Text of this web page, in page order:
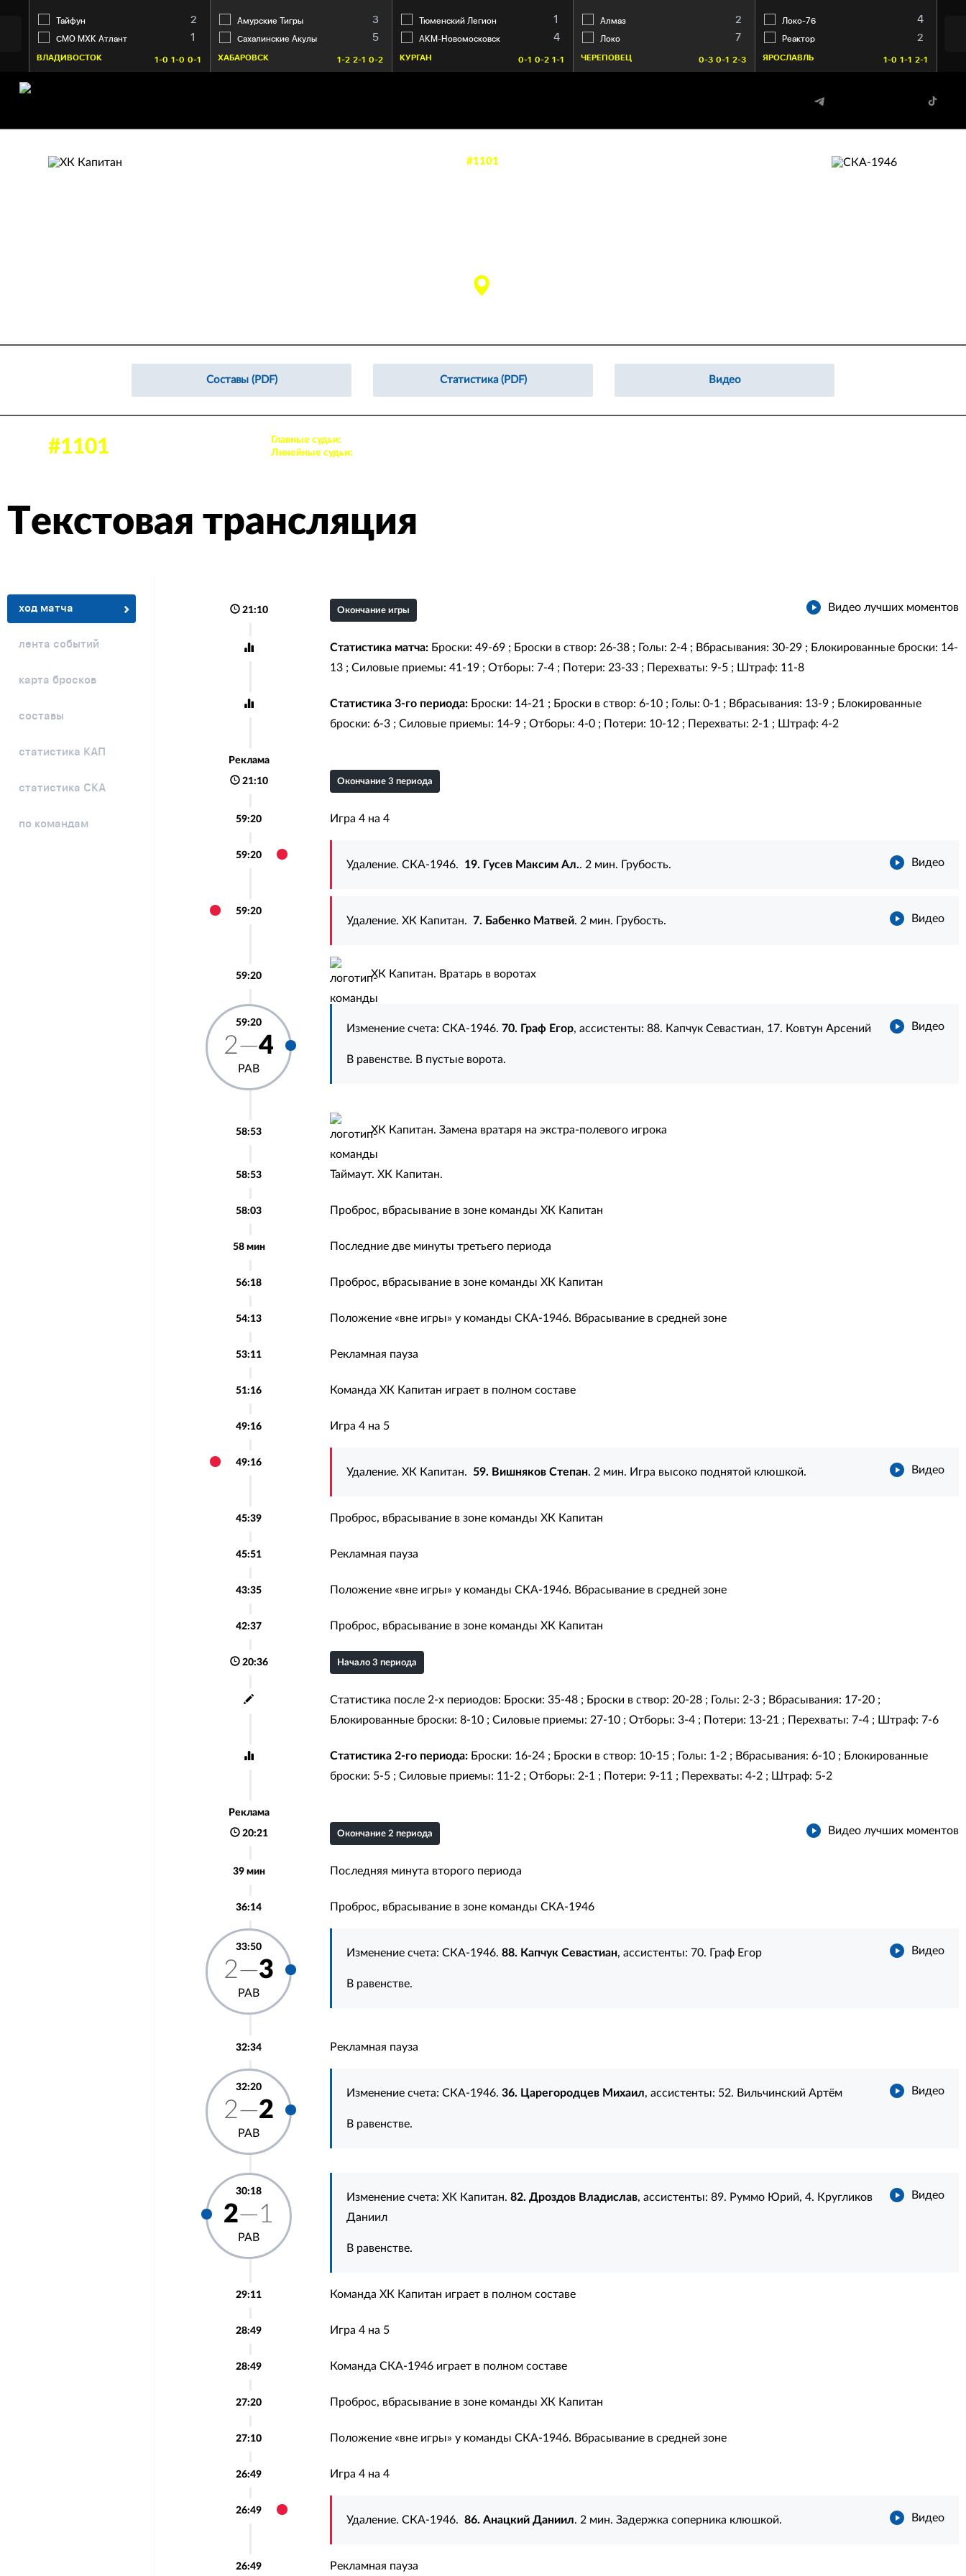
Тайфун 2
СМО МХК Атлант 1
ВЛАДИВОСТОК 1-0 1-0 0-1
Амурские Тигры 3
Сахалинские Акулы 5
ХАБАРОВСК 1-2 2-1 0-2
Тюменский Легион 1
АКМ-Новомосковск 4
КУРГАН 0-1 0-2 1-1
Алмаз 2
Локо 7
ЧЕРЕПОВЕЦ 0-3 0-1 2-3
Локо-76 4
Реактор 2
ЯРОСЛАВЛЬ 1-0 1-1 2-1
#1101
Составы (PDF) Статистика (PDF) Видео
#1101 Главные судьи:
Линейные судьи:
Текстовая трансляция
ход матча
лента событий
карта бросков
составы
статистика КАП
статистика СКА
по командам
21:10 Видео лучших моментов
Окончание игры
Статистика матча:Броски: 49-69 ; Броски в створ: 26-38 ; Голы: 2-4 ; Вбрасывания: 30-29 ; Блокированные броски: 14-
13 ; Силовые приемы: 41-19 ; Отборы: 7-4 ; Потери: 23-33 ; Перехваты: 9-5 ; Штраф: 11-8
Статистика 3-го периода:Броски: 14-21 ; Броски в створ: 6-10 ; Голы: 0-1 ; Вбрасывания: 13-9 ; Блокированные
броски: 6-3 ; Силовые приемы: 14-9 ; Отборы: 4-0 ; Потери: 10-12 ; Перехваты: 2-1 ; Штраф: 4-2
Реклама
21:10 Окончание 3 периода
59:20 Игра 4 на 4
59:20
Видео
Удаление. СКА-1946. 19. Гусев Максим Ал.. 2 мин. Грубость.
59:20
Видео
Удаление. ХК Капитан. 7. Бабенко Матвей. 2 мин. Грубость.
59:20 ХК Капитан. Вратарь в воротах
59:20
2—4
РАВ
Видео
Изменение счета: СКА-1946. 70. Граф Егор, ассистенты: 88. Капчук Севастиан, 17. Ковтун Арсений
В равенстве. В пустые ворота.
58:53 ХК Капитан. Замена вратаря на экстра-полевого игрока
58:53 Таймаут. ХК Капитан.
58:03 Проброс, вбрасывание в зоне команды ХК Капитан
58 мин Последние две минуты третьего периода
56:18 Проброс, вбрасывание в зоне команды ХК Капитан
54:13 Положение «вне игры» у команды СКА-1946. Вбрасывание в средней зоне
53:11 Рекламная пауза
51:16 Команда ХК Капитан играет в полном составе
49:16 Игра 4 на 5
49:16
Видео
Удаление. ХК Капитан. 59. Вишняков Степан. 2 мин. Игра высоко поднятой клюшкой.
45:39 Проброс, вбрасывание в зоне команды ХК Капитан
45:51 Рекламная пауза
43:35 Положение «вне игры» у команды СКА-1946. Вбрасывание в средней зоне
42:37 Проброс, вбрасывание в зоне команды ХК Капитан
20:36 Начало 3 периода
Статистика после 2-х периодов: Броски: 35-48 ; Броски в створ: 20-28 ; Голы: 2-3 ; Вбрасывания: 17-20 ;
Блокированные броски: 8-10 ; Силовые приемы: 27-10 ; Отборы: 3-4 ; Потери: 13-21 ; Перехваты: 7-4 ; Штраф: 7-6
Статистика 2-го периода:Броски: 16-24 ; Броски в створ: 10-15 ; Голы: 1-2 ; Вбрасывания: 6-10 ; Блокированные
броски: 5-5 ; Силовые приемы: 11-2 ; Отборы: 2-1 ; Потери: 9-11 ; Перехваты: 4-2 ; Штраф: 5-2
Реклама
20:21 Видео лучших моментов
Окончание 2 периода
39 мин Последняя минута второго периода
36:14 Проброс, вбрасывание в зоне команды СКА-1946
33:50
2—3
РАВ
Видео
Изменение счета: СКА-1946. 88. Капчук Севастиан, ассистенты: 70. Граф Егор
В равенстве.
32:34 Рекламная пауза
32:20
2—2
РАВ
Видео
Изменение счета: СКА-1946. 36. Царегородцев Михаил, ассистенты: 52. Вильчинский Артём
В равенстве.
30:18
2—1
РАВ
Видео
Изменение счета: ХК Капитан. 82. Дроздов Владислав, ассистенты: 89. Руммо Юрий, 4. Кругликов
Даниил
В равенстве.
29:11 Команда ХК Капитан играет в полном составе
28:49 Игра 4 на 5
28:49 Команда СКА-1946 играет в полном составе
27:20 Проброс, вбрасывание в зоне команды ХК Капитан
27:10 Положение «вне игры» у команды СКА-1946. Вбрасывание в средней зоне
26:49 Игра 4 на 4
26:49
Видео
Удаление. СКА-1946. 86. Анацкий Даниил. 2 мин. Задержка соперника клюшкой.
26:49 Рекламная пауза